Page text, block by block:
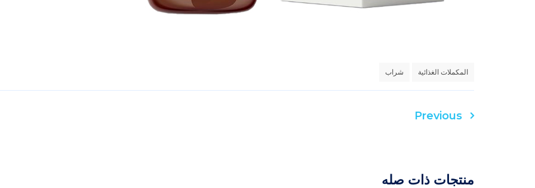
المكملات الغذائية شراب
تصفّح
Previous
منتجات ذات صله